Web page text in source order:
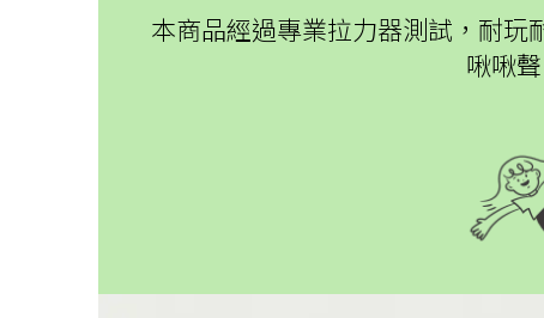
本商品經過專業拉力器測試，耐
啾啾